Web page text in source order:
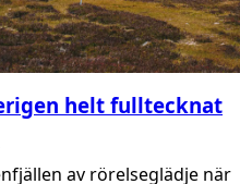
helt fulltecknat
av rörelseglädje när